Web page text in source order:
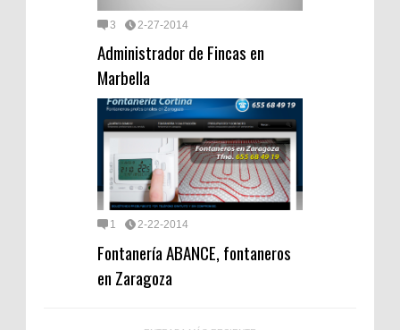
3 2-27-2014
Administrador de Fincas en
Marbella
1 2-22-2014
Fontanería ABANCE, fontaneros
en Zaragoza